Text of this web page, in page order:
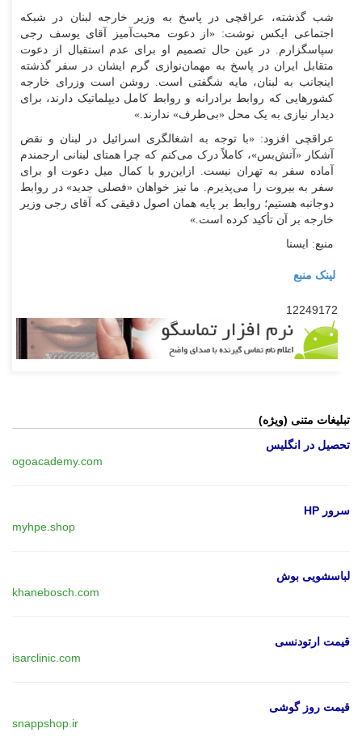
شب گذشته، عراقچی در پاسخ به وزیر خارجه لبنان در شبکه
اجتماعی ایکس نوشت: «از دعوت محبت‌آمیز آقای یوسف رجی
سپاسگزارم. در عین حال تصمیم او برای عدم استقبال از دعوت
متقابل ایران در پاسخ به مهمان‌نوازی گرم ایشان در سفر گذشته
اینجانب به لبنان، مایه شگفتی است. روشن است وزرای خارجه
کشور‌هایی که روابط برادرانه و روابط کامل دیپلماتیک دارند، برای
دیدار نیازی به یک محل «بی‌طرف» ندارند.»
عراقچی افزود: «با توجه به اشغالگری اسرائیل در لبنان و نقض
آشکار «آتش‌بس»، کاملاً درک می‌کنم که چرا همتای لبنانی ارجمندم
آماده سفر به تهران نیست. ازاین‌رو با کمال میل دعوت او برای
سفر به بیروت را می‌پذیرم. ما نیز خواهان «فصلی جدید» در روابط
دوجانبه هستیم؛ روابط بر پایه همان اصول دقیقی که آقای رجی وزیر
خارجه بر آن تأکید کرده است.»
منبع: ایسنا
لینک منبع
12249172
تبلیغات متنی (ویژه)
تحصیل در انگلیس
ogoacademy.com
سرور HP
myhpe.shop
لباسشویی بوش
khanebosch.com
قیمت ارتودنسی
isarclinic.com
قیمت روز گوشی
snappshop.ir